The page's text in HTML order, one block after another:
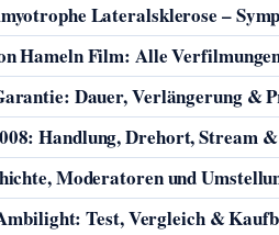
Lateralsklerose –
Hameln Film: Alle
Dauer, Verlängerung &
Handlung, Drehort, Stream
Moderatoren und
Test, Vergleich &